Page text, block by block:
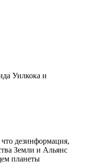
Уилкока и
дезинформация,
Земли и Альянс
планеты